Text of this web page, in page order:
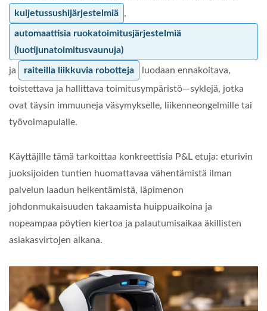
kuljetussushijärjestelmiä
,
automaattisia ruokatoimitusjärjestelmiä
(luotijunatoimitusvaunuja)
ja raiteilla liikkuvia robotteja
luodaan ennakoitava,
toistettava ja hallittava toimitusympäristö—syklejä, jotka
ovat täysin immuuneja väsymykselle, liikenneongelmille tai
työvoimapulalle.
Käyttäjille tämä tarkoittaa konkreettisia P&L etuja: eturivin
juoksijoiden tuntien huomattavaa vähentämistä ilman
palvelun laadun heikentämistä, läpimenon
johdonmukaisuuden takaamista huippuaikoina ja
nopeampaa pöytien kiertoa ja palautumisaikaa äkillisten
asiakasvirtojen aikana.